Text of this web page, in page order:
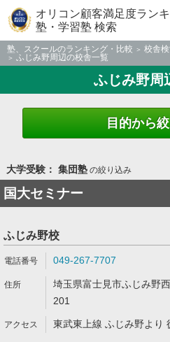
オリコン顧客満足度ラン
塾・学習塾 検索
塾、スクールのランキング・比較 校舎
ふじみ野周辺の校舎一覧
ふじみ野周
目的から
大学受験： 集団塾の絞り込み
国大セミナー
ふじみ野校
049-267-7707
埼玉県富士見市ふじみ野
201
東武東上線 ふじみ野より